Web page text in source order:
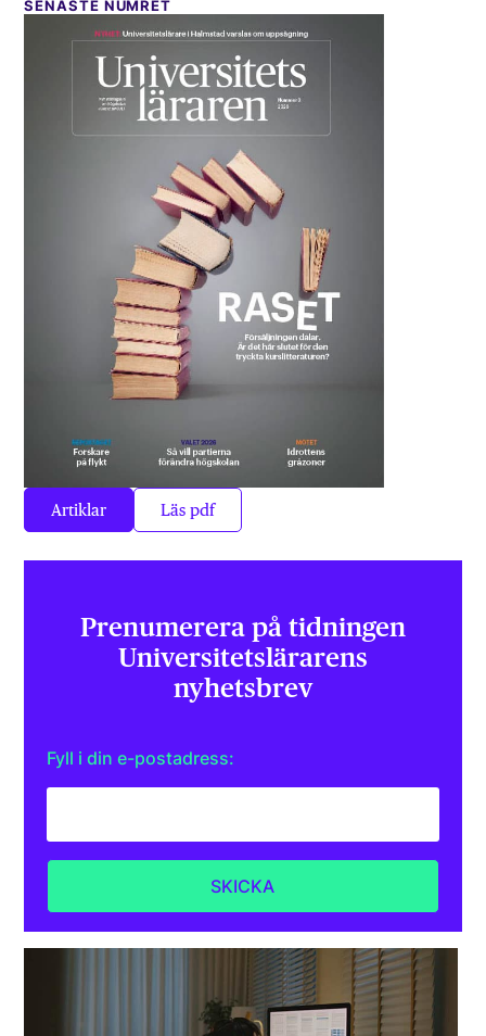
SENASTE NUMRET
Artiklar Läs pdf
Prenumerera på tidningen
Universitets­lärarens
nyhetsbrev
Fyll i din e-postadress: